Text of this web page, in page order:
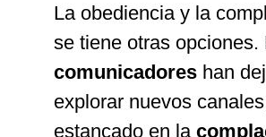
La obediencia y la
se tiene otras
comunicadores han
explorar nuevos
estancado en la